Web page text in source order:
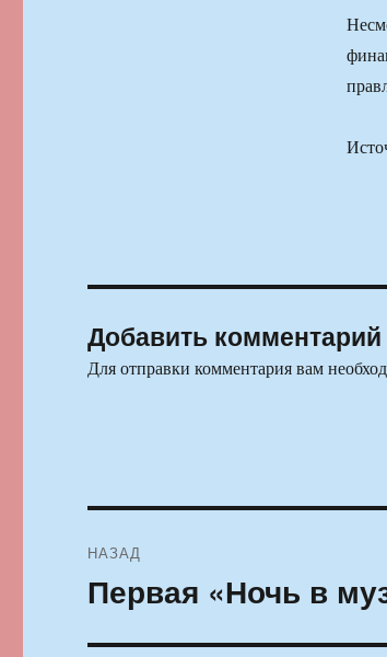
Добавить комментарий
Для отправки комментария вам
по
НАЗАД
Предыдущая
запись:
Первая «Ночь в